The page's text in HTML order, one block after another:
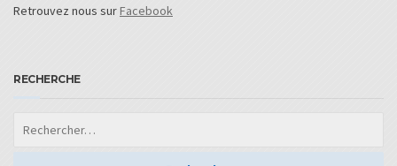
Retrouvez nous surFacebook
RECHERCHE